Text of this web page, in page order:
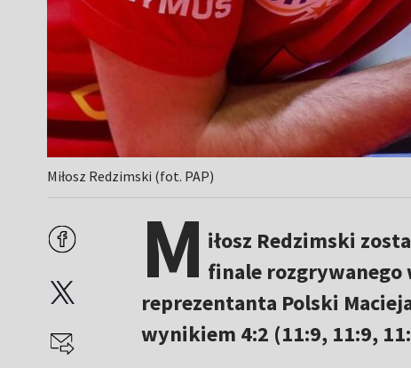
Miłosz Redzimski (fot. PAP)
M iłosz Redzimski
finale rozgrywanego
reprezentanta Polski
wynikiem 4:2 (11:9, 11:9,